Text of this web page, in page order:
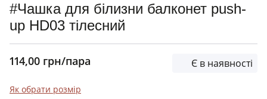
#Чашка для білизни балконет push-
up HD03 тілесний
114,00 грн/пара Є в наявності
Як обрати розмір